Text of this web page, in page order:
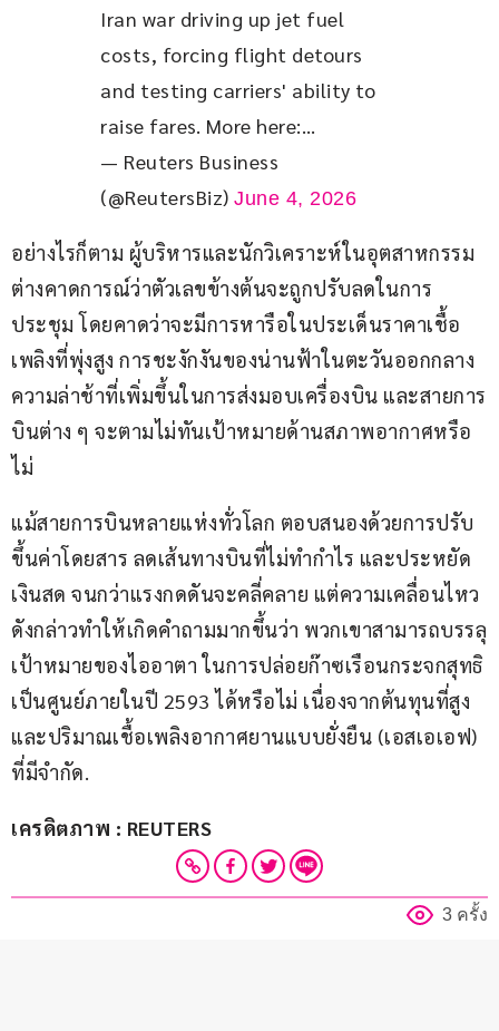
Iran war driving up jet fuel
costs, forcing flight detours
and testing carriers' ability to
raise fares. More here:…
— Reuters Business
(@ReutersBiz) June 4, 2026
อย่างไรก็ตาม ผู้บริหารและนักวิเคราะห์ในอุตสาหกรรม
ต่างคาดการณ์ว่าตัวเลขข้างต้นจะถูกปรับลดในการ
ประชุม โดยคาดว่าจะมีการหารือในประเด็นราคาเชื้อ
เพลิงที่พุ่งสูง การชะงักงันของน่านฟ้าในตะวันออกกลาง
ความล่าช้าที่เพิ่มขึ้นในการส่งมอบเครื่องบิน และสายการ
บินต่าง ๆ จะตามไม่ทันเป้าหมายด้านสภาพอากาศหรือ
ไม่
แม้สายการบินหลายแห่งทั่วโลก ตอบสนองด้วยการปรับ
ขึ้นค่าโดยสาร ลดเส้นทางบินที่ไม่ทำกำไร และประหยัด
เงินสด จนกว่าแรงกดดันจะคลี่คลาย แต่ความเคลื่อนไหว
ดังกล่าวทำให้เกิดคำถามมากขึ้นว่า พวกเขาสามารถบรรลุ
เป้าหมายของไออาตา ในการปล่อยก๊าซเรือนกระจกสุทธิ
เป็นศูนย์ภายในปี 2593 ได้หรือไม่ เนื่องจากต้นทุนที่สูง
และปริมาณเชื้อเพลิงอากาศยานแบบยั่งยืน (เอสเอเอฟ)
ที่มีจำกัด.
เครดิตภาพ : REUTERS
3 ครั้ง